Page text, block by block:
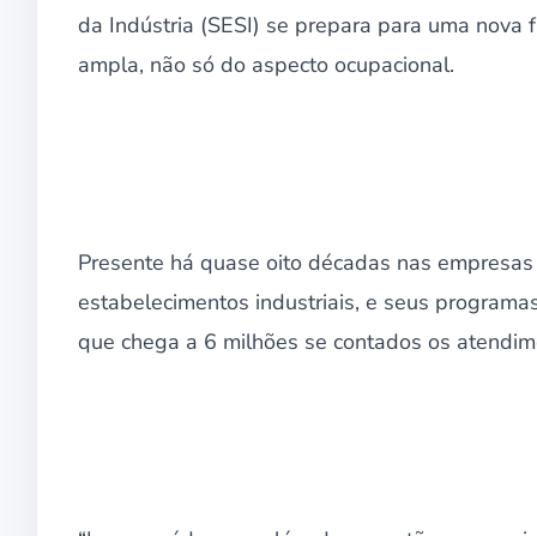
da Indústria (SESI) se prepara para uma
ampla, não só do aspecto ocupacional.
Presente há quase oito décadas nas
estabelecimentos industriais, e seus
que chega a 6 milhões se contados os